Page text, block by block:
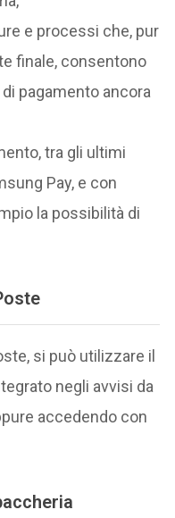
e processi che, pur
finale, consentono
pagamento ancora
tra gli ultimi
Pay, e con
la possibilità di
si può utilizzare il
negli avvisi da
accedendo con